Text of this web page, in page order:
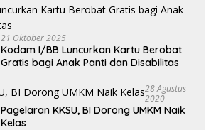
21 Oktober 2025
Kodam I/BB Luncurkan Kartu Berobat
Gratis bagi Anak Panti dan Disabilitas
28 Agustus
2020
Pagelaran KKSU, BI Dorong UMKM Naik
Kelas